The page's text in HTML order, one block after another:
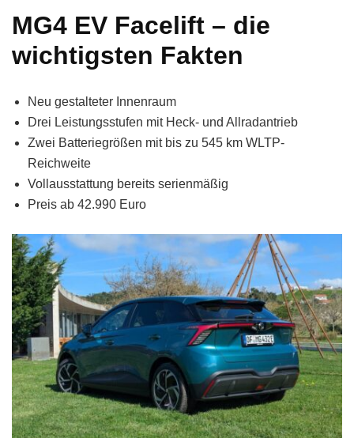
MG4 EV Facelift – die
wichtigsten Fakten
Neu gestalteter Innenraum
Drei Leistungsstufen mit Heck- und Allradantrieb
Zwei Batteriegrößen mit bis zu 545 km WLTP-
Reichweite
Vollausstattung bereits serienmäßig
Preis ab 42.990 Euro